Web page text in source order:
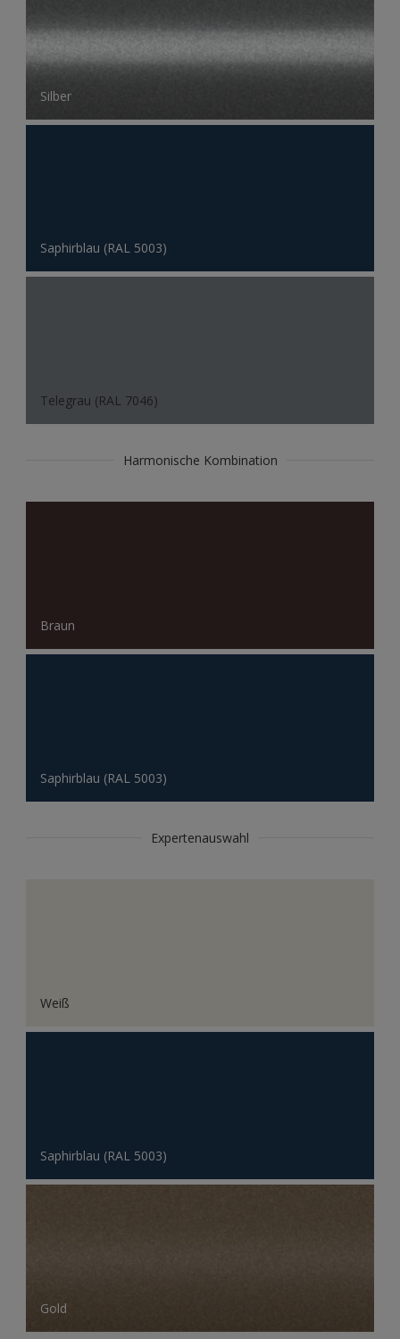
Silber
Saphirblau (RAL 5003)
Telegrau (RAL 7046)
Harmonische Kombination
Braun
Saphirblau (RAL 5003)
Expertenauswahl
Weiß
Saphirblau (RAL 5003)
Gold